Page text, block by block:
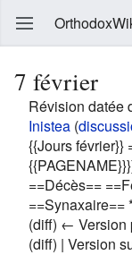
7 février
Révision datée
Inistea (
{{Jours février}}
==Décès==
==Synaxaire==
(diff) ← Version
(diff) | Version